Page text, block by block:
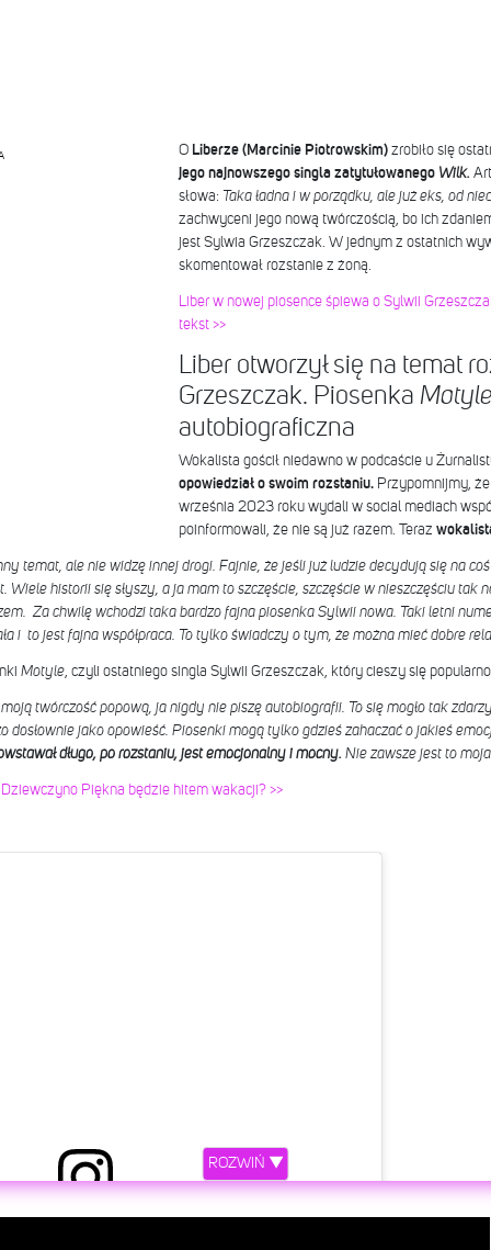
OLiberze (Marcinie Piotrowskim)zrobiło się
jego najnowszego singla zatytułowanego Wilk.
słowa: Taka ładna i w porządku, ale już eks, od
zachwyceni jego nową twórczością, bo ich
jest Sylwia Grzeszczak. W jednym z ostatnich
skomentował rozstanie z żoną.
Liber w nowej piosence śpiewa o Sylwii
tekst >>
Liber otworzył się na temat
Grzeszczak. Piosenka
autobiograficzna
Wokalista gościł niedawno w podcaście u
opowiedział o swoim rozstaniu.Przypomnijmy,
września 2023 roku wydali w social mediach
poinformowali, że nie są już razem. Teraz
temat, ale nie widzę innej drogi. Fajnie, że jeśli już ludzie decydują się na
Wiele historii się słyszy, a ja mam to szczęście, szczęście w nieszczęściu tak
Za chwilę wchodzi taka bardzo fajna piosenka Sylwii nowa. Taki letni
i to jest fajna współpraca. To tylko świadczy o tym, że można mieć dobre
Motyle, czyli ostatniego singla Sylwii Grzeszczak, który cieszy się
twórczość popową, ja nigdy nie piszę autobiografii. To się mogło tak
dosłownie jako opowieść. Piosenki mogą tylko gdzieś zahaczać o jakieś
długo, po rozstaniu, jest emocjonalny i mocny. Nie zawsze jest to
Piękna będzie hitem wakacji? >>
ROZWIŃ ▼